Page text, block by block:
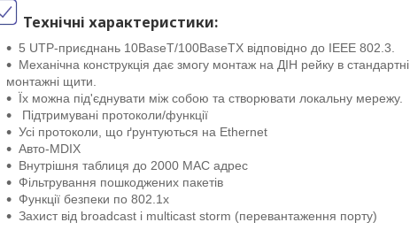
Технічні характеристики:
5 UTP-приєднань 10BaseT/100BaseTX відповідно до IEEE 802.3.
Механічна конструкція дає змогу монтаж на ДІН рейку в стандартні
монтажні щити.
Їх можна під'єднувати між собою та створювати локальну мережу.
Підтримувані протоколи/функції
Усі протоколи, що ґрунтуються на Ethernet
Авто-MDIX
Внутрішня таблиця до 2000 MAC адрес
Фільтрування пошкоджених пакетів
Функції безпеки по 802.1x
Захист від broadcast і multicast storm (перевантаження порту)